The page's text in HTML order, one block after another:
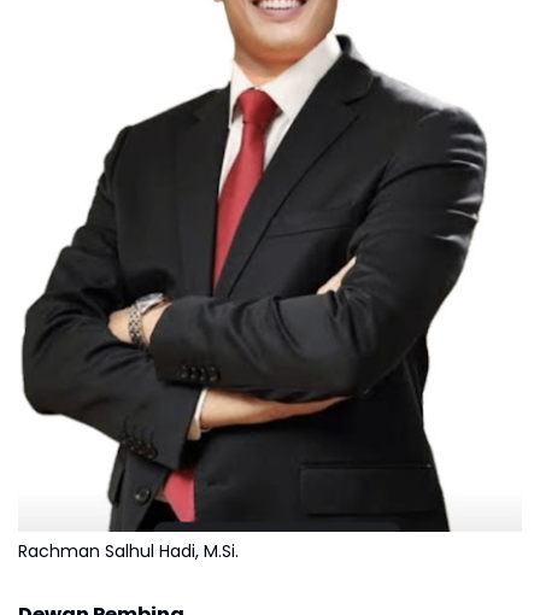
Rachman Salhul Hadi, M.Si.